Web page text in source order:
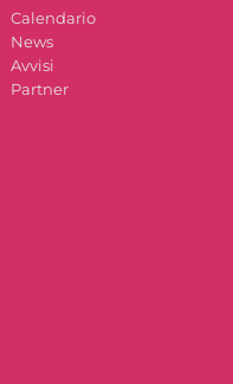
Calendario
News
Avvisi
Partner